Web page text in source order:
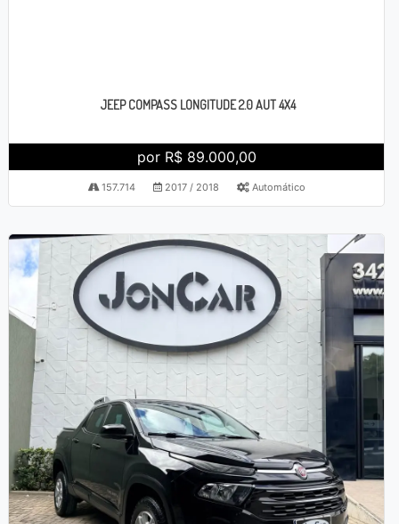
JEEP COMPASS LONGITUDE 2.0 AUT 4X4
por R$ 89.000,00
157.714 2017 / 2018 Automático